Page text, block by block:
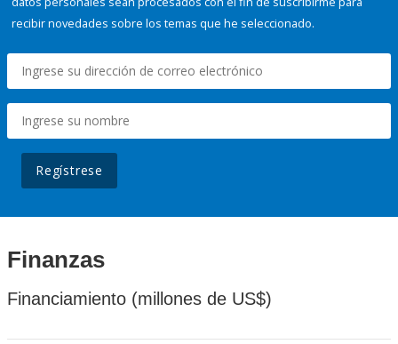
recibir novedades sobre los temas que he seleccionado.
Regístrese
Finanzas
Financiamiento (millones de US$)